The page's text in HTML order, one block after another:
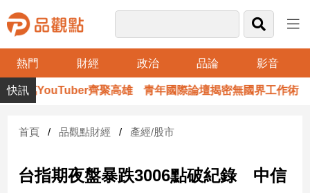
熱門 財經 政治 品論 影音
品
觀
財
台
萬YouTuber齊聚高雄 青年國際論壇揭密無國界工作術
首頁 品觀點財經 產經/股市
台指期夜盤暴跌3006點破紀錄 中信